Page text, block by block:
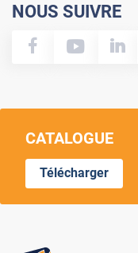
NOUS SUIVRE
CATALOGUE
Télécharger